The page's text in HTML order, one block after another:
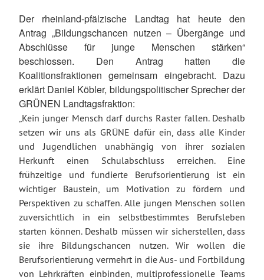
Der rheinland-pfälzische Landtag hat heute den
Antrag „Bildungschancen nutzen – Übergänge und
Abschlüsse für junge Menschen stärken“
beschlossen. Den Antrag hatten die
Koalitionsfraktionen gemeinsam eingebracht. Dazu
erklärt Daniel Köbler, bildungspolitischer Sprecher der
GRÜNEN Landtagsfraktion:
„Kein junger Mensch darf durchs Raster fallen. Deshalb
setzen wir uns als GRÜNE dafür ein, dass alle Kinder
und Jugendlichen unabhängig von ihrer sozialen
Herkunft einen Schulabschluss erreichen. Eine
frühzeitige und fundierte Berufsorientierung ist ein
wichtiger Baustein, um Motivation zu fördern und
Perspektiven zu schaffen. Alle jungen Menschen sollen
zuversichtlich in ein selbstbestimmtes Berufsleben
starten können. Deshalb müssen wir sicherstellen, dass
sie ihre Bildungschancen nutzen. Wir wollen die
Berufsorientierung vermehrt in die Aus- und Fortbildung
von Lehrkräften einbinden, multiprofessionelle Teams